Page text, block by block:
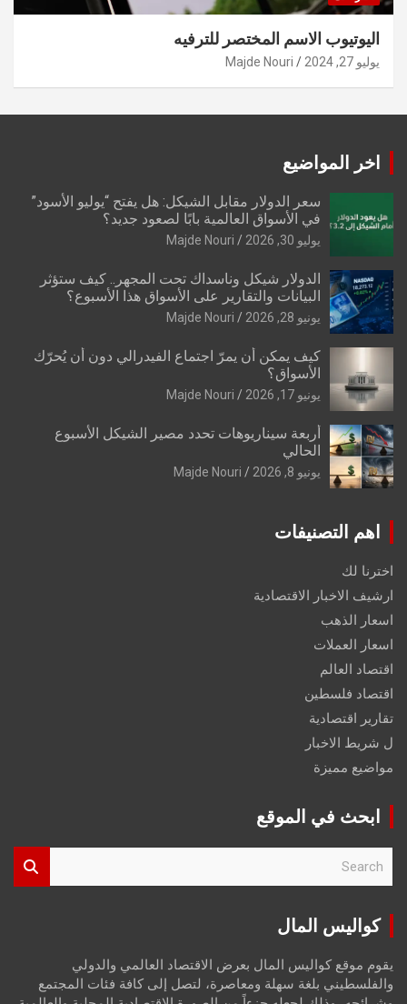
اليوتيوب الاسم المختصر للترفيه
يوليو 27, 2024 Majde Nouri
اخر المواضيع
سعر الدولار مقابل الشيكل: هل يفتح “يوليو الأسود”
في الأسواق العالمية بابًا لصعود جديد؟
يوليو 30, 2026 Majde Nouri
الدولار شيكل وناسداك تحت المجهر.. كيف ستؤثر
البيانات والتقارير على الأسواق هذا الأسبوع؟
يونيو 28, 2026 Majde Nouri
كيف يمكن أن يمرّ اجتماع الفيدرالي دون أن يُحرّك
الأسواق؟
يونيو 17, 2026 Majde Nouri
أربعة سيناريوهات تحدد مصير الشيكل الأسبوع
الحالي
يونيو 8, 2026 Majde Nouri
اهم التصنيفات
اخترنا لك
ارشيف الاخبار الاقتصادية
اسعار الذهب
اسعار العملات
اقتصاد العالم
اقتصاد فلسطين
تقارير اقتصادية
ل شريط الاخبار
مواضيع مميزة
ابحث في الموقع
r
كواليس المال
يقوم موقع كواليس المال بعرض الاقتصاد العالمي والدولي
والفلسطيني بلغة سهلة ومعاصرة، لتصل إلى كافة فئات المجتمع